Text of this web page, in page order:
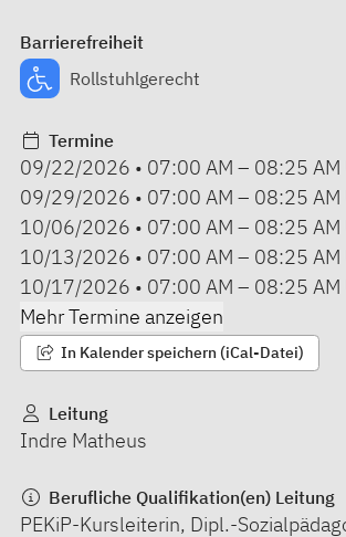
Barrierefreiheit
Rollstuhlgerecht
Termine
09/22/2026 • 07:00 AM – 08:25 AM
09/29/2026 • 07:00 AM – 08:25 AM
10/06/2026 • 07:00 AM – 08:25 AM
10/13/2026 • 07:00 AM – 08:25 AM
10/17/2026 • 07:00 AM – 08:25 AM
Mehr Termine anzeigen
In Kalender speichern (iCal-Datei)
Leitung
Indre Matheus
Berufliche Qualifikation(en) Leitung
PEKiP-Kursleiterin, Dipl.-